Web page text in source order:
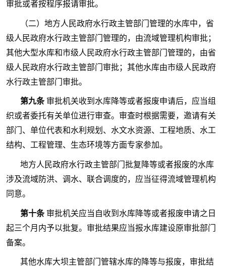
审批或者按程序报请审批。
（二）地方人民政府水行政主管部门管理的水库中，省
级人民政府水行政主管部门管理的，由流域管理机构审批；
其他大型水库和市级人民政府水行政主管部门管理的，由省
级人民政府水行政主管部门审批；其他水库由市级人民政府
水行政主管部门审批。
第九条审批机关收到水库降等或者报废申请后，应当组
织或者委托有关单位进行审查。审查时根据需要，邀请有关
部门、单位代表和水利规划、水文水资源、工程地质、水工
结构、工程管理、生态环境等方面专家参加。
地方人民政府水行政主管部门批复降等或者报废的水库
涉及流域防洪、调水、联合调度的，应当征得流域管理机构
同意。
第十条审批机关应当自收到水库降等或者报废申请之日
起三个月内予以批复。审批结果应当报水库建设原审批部门
备案。
其他水库大坝主管部门管辖水库的降等与报废，审批结